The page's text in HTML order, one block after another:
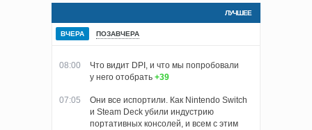
ЛУЧШЕЕ
ВЧЕРА ПОЗАВЧЕРА
08:00
Что видит DPI, и что мы попробовали
у него отобрать +39
07:05
Они все испортили. Как Nintendo Switch
и Steam Deck убили индустрию
портативных консолей, и всем с этим